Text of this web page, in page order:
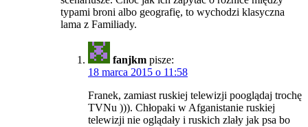
typami broni albo geografię, to wychodzi klasyczna
lama z Familiady.
fanjkm pisze:
18 marca 2015 o 11:58
Franek, zamiast ruskiej telewizji pooglądaj trochę
TVNu ))). Chłopaki w Afganistanie ruskiej
telewizji nie oglądały i ruskich zlały jak psa bo